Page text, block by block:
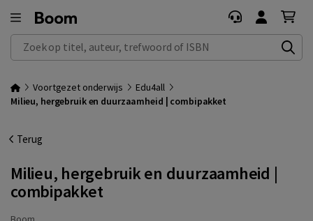
Zoek op titel, auteur, trefwoord of ISBN
Voortgezet onderwijs
Edu4all
Milieu, hergebruik en duurzaamheid | combipakket
Terug
Milieu, hergebruik en duurzaamheid |
combipakket